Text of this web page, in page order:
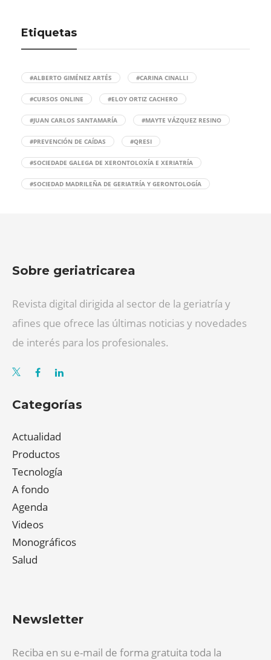
Etiquetas
#ALBERTO GIMÉNEZ ARTÉS #CARINA CINALLI
#CURSOS ONLINE #ELOY ORTIZ CACHERO
#JUAN CARLOS SANTAMARÍA #MAYTE VÁZQUEZ RESINO
#PREVENCIÓN DE CAÍDAS #QRESI
#SOCIEDADE GALEGA DE XERONTOLOXÍA E XERIATRÍA
#SOCIEDAD MADRILEÑA DE GERIATRÍA Y GERONTOLOGÍA
Sobre geriatricarea
Revista digital dirigida al sector de la geriatría y
afines que ofrece las últimas noticias y novedades
de interés para los profesionales.
Categorías
Actualidad
Productos
Tecnología
A fondo
Agenda
Videos
Monográficos
Salud
Newsletter
Reciba en su e-mail de forma gratuita toda la